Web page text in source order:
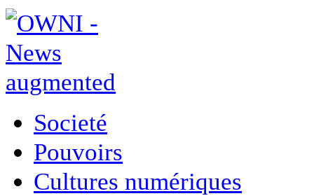
Societé
Pouvoirs
Cultures numériques